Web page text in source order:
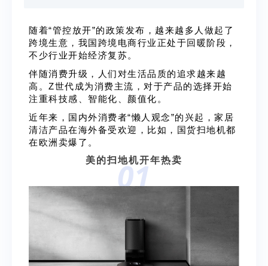
随着“管控放开”的政策发布，越来越多人做起了
跨境生意，我国跨境电商行业正处于回暖阶段，
不少行业开始经济复苏。
伴随消费升级，人们对生活品质的追求越来越
高。 Z世代成为消费主流，对于产品的选择开始
注重科技感、智能化、颜值化。
近年来，国内外消费者“懒人观念”的兴起，家居
清洁产品在海外备受欢迎，比如，国货扫地机都
在欧洲卖爆了。
01
美的扫地机开年热卖